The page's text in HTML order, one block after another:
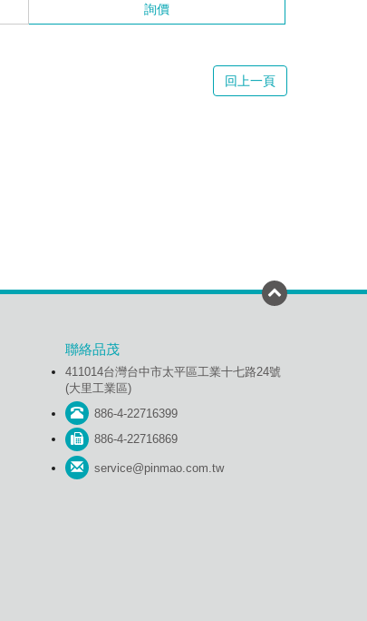
詢價
回上一頁
聯絡品茂
411014台灣台中市太平區工業十七路24號
(大里工業區)
886-4-22716399
886-4-22716869
service@pinmao.com.tw